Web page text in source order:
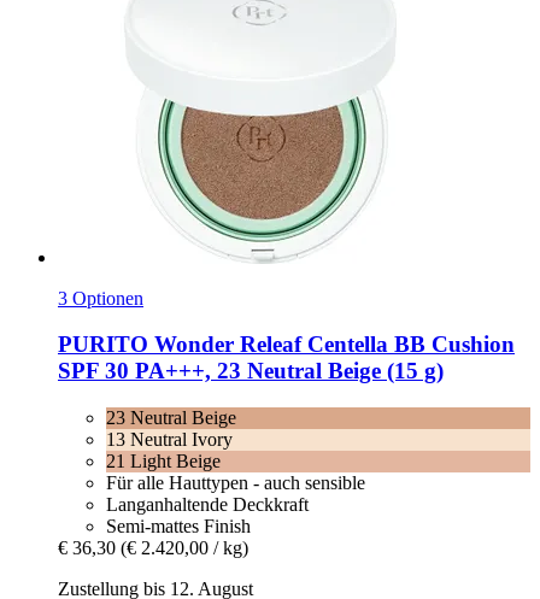
3 Optionen
PURITO Wonder Releaf Centella BB Cushion
SPF 30 PA+++, 23 Neutral Beige (15 g)
23 Neutral Beige
13 Neutral Ivory
21 Light Beige
Für alle Hauttypen - auch sensible
Langanhaltende Deckkraft
Semi-mattes Finish
€ 36,30 (€ 2.420,00 / kg)
Zustellung bis 12. August